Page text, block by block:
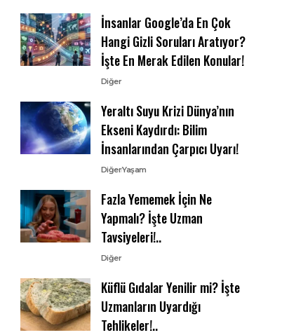
İnsanlar Google’da En Çok
Hangi Gizli Soruları Aratıyor?
İşte En Merak Edilen Konular!
Diğer
Yeraltı Suyu Krizi Dünya’nın
Ekseni Kaydırdı: Bilim
İnsanlarından Çarpıcı Uyarı!
DiğerYaşam
Fazla Yememek İçin Ne
Yapmalı? İşte Uzman
Tavsiyeleri!..
Diğer
Küflü Gıdalar Yenilir mi? İşte
Uzmanların Uyardığı
Tehlikeler!..